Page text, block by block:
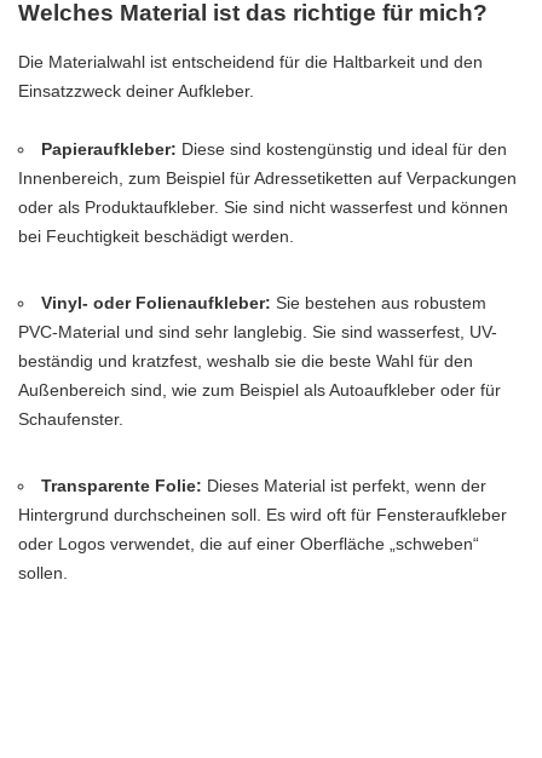
Welches Material ist das richtige für mich?
Die Materialwahl ist entscheidend für die Haltbarkeit und den
Einsatzzweck deiner Aufkleber.
Papieraufkleber: Diese sind kostengünstig und ideal für den
Innenbereich, zum Beispiel für Adressetiketten auf Verpackungen
oder als Produktaufkleber. Sie sind nicht wasserfest und können
bei Feuchtigkeit beschädigt werden.
Vinyl- oder Folienaufkleber: Sie bestehen aus robustem
PVC-Material und sind sehr langlebig. Sie sind wasserfest, UV-
beständig und kratzfest, weshalb sie die beste Wahl für den
Außenbereich sind, wie zum Beispiel als Autoaufkleber oder für
Schaufenster.
Transparente Folie: Dieses Material ist perfekt, wenn der
Hintergrund durchscheinen soll. Es wird oft für Fensteraufkleber
oder Logos verwendet, die auf einer Oberfläche „schweben“
sollen.